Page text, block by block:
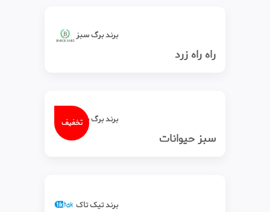
برند برگ سبز
راه راه زرد
تخفیفبرند برگ سبز
سبز حیوانات
برند تیک‌ تاک